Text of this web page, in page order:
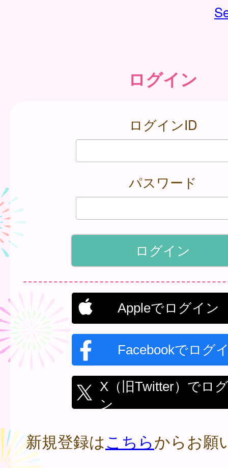
ログイン
ログインID
パスワード
Appleでログイン
Facebookでログ
X（旧Twitter）でロ
ン
新規登録はこちらからお願